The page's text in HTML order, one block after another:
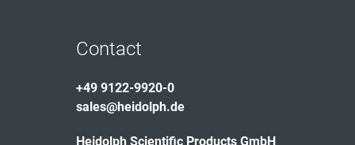
Contact
+49 9122-9920-0
sales@heidolph.de
Heidolph Scientific Products GmbH